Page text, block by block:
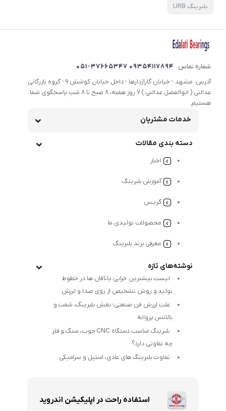
بلبرینگ URB
شماره تماس
09354117894 051-37665347
آدرس: مشهد - خیابان گاراژدارها - داخل خیابان کوشش 9 - گروه بازرگانی
عدالتی ( ابوالفضل عدالتی ) 7 روز هفته، 8 صبح تا 8 شب پاسخگوی شما
هستیم.
خدمات مشتریان
دسته بندی مقالات
اخبار
آموزش بلبرینگ
گریس
محصولات تولیدی ما
معرفی برند بلبرینگ
نوشته‌های تازه
لیست بیشترین خرابی‌ یاتاقان ها در خطوط
تولید و روش تشخیص از روی صدا و لرزش
علت لرزش فن صنعتی؛ نقش بلبرینگ، شفت و
بالانس پروانه
بلبرینگ مناسب دستگاه CNC چوب، سنگ و فلز
چه تفاوتی دارد؟
تفاوت بلبرینگ های عادی، استیل و سرامیکی
استفاده راحت در اپلیکیشن اندروید